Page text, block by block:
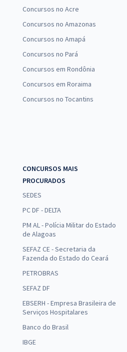
Concursos no Acre
Concursos no Amazonas
Concursos no Amapá
Concursos no Pará
Concursos em Rondônia
Concursos em Roraima
Concursos no Tocantins
CONCURSOS MAIS
PROCURADOS
SEDES
PC DF - DELTA
PM AL - Polícia Militar do Estado
de Alagoas
SEFAZ CE - Secretaria da
Fazenda do Estado do Ceará
PETROBRAS
SEFAZ DF
EBSERH - Empresa Brasileira de
Serviços Hospitalares
Banco do Brasil
IBGE